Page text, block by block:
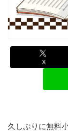
X
久しぶりに無料